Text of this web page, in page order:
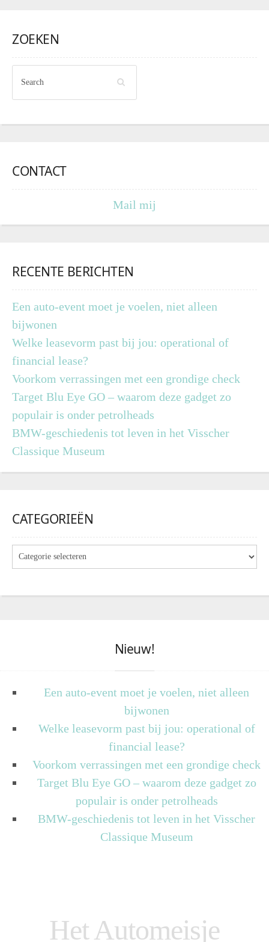
ZOEKEN
CONTACT
Mail mij
RECENTE BERICHTEN
Een auto-event moet je voelen, niet alleen
bijwonen
Welke leasevorm past bij jou: operational of
financial lease?
Voorkom verrassingen met een grondige check
Target Blu Eye GO – waarom deze gadget zo
populair is onder petrolheads
BMW-geschiedenis tot leven in het Visscher
Classique Museum
CATEGORIEËN
Nieuw!
Een auto-event moet je voelen, niet alleen
bijwonen
Welke leasevorm past bij jou: operational of
financial lease?
Voorkom verrassingen met een grondige check
Target Blu Eye GO – waarom deze gadget zo
populair is onder petrolheads
BMW-geschiedenis tot leven in het Visscher
Classique Museum
Het Automeisje